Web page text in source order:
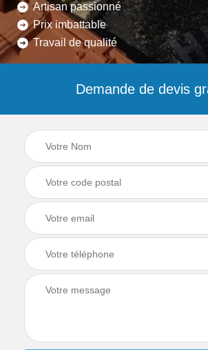
Artisan passionné
Prix imbattable
Travail de qualité
Demande de devis